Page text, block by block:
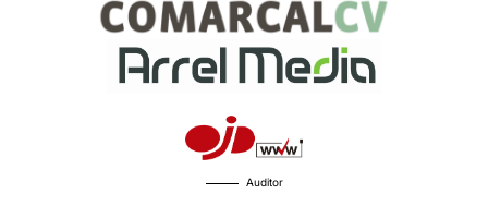
Auditor